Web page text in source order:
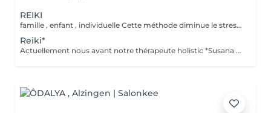
REIKI
famille , enfant , individuelle Cette méthode diminue le stress, relâche les blocages émotionnels, calme les douleurs physiques, et vous amener à un bien-être général, ainsi qu'une paix intérieure. Libère les blocages énergétiques, renforce le système immunitaire, atténue la douleur et élimine les toxines du corps
Reiki*
Actuellement nous avant notre thérapeute holistic *Susana Ferreira, qui vient 1x par mois , téléphoner pour prendre rdv . famille , enfant , individuelle Libère les blocages énergétiques, renforce le système immunitaire, atténue la douleur et élimine les toxines du corps.